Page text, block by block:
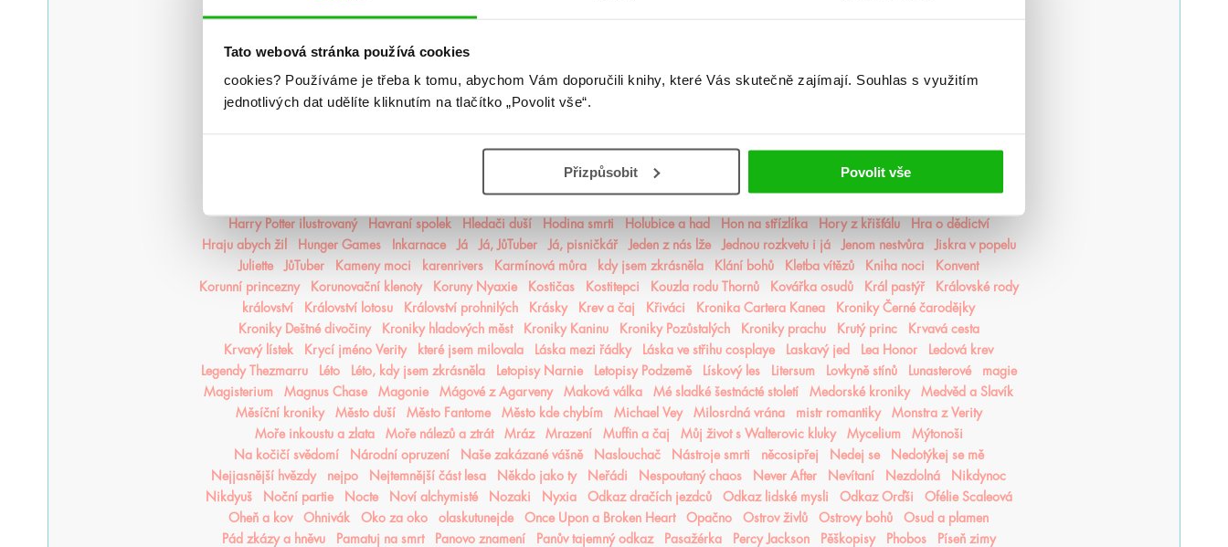
Tato webová stránka používá cookies
cookies? Používáme je třeba k tomu, abychom Vám doporučili knihy, které Vás skutečně zajímají. Souhlas s využitím
jednotlivých dat udělíte kliknutím na tlačítko „Povolit vše“.
Přizpůsobit Povolit vše
#humbookpodcast After Akademie Arcana
Bergman Brothers
Better than the Movies
Božští rivalové
Bylo nebylo jedno zlomené srdce Být holka je dřina BZRK Caraval Čarodějka Čarodějovy Hodiny Čarodol
Čarověník
Čáry života
Časodějové Čepel tajemství Černá čarodějka českáobálka
Duše Blackwoodské akademie Dvoření Bristol Keatsové
Harry Potter ilustrovaný
Havraní spolek Hledači duší Hodina smrti Holubice a had Hon na střízlíka Hory z křišťálu
Hra o dědictví
Hraju abych žil
Hunger Games Inkarnace Já Já, JůTuber Já, pisničkář Jeden z nás lže Jednou rozkvetu i já Jenom nestvůra
Jiskra v popelu
Juliette
JůTuber Kameny moci karenrivers Karmínová můra kdy jsem zkrásněla Klání bohů Kletba vítězů Kniha noci
Konvent
Korunní princezny
Korunovační klenoty Koruny Nyaxie Kostičas Kostitepci Kouzla rodu Thornů Kovářka osudů Král pastýř
Královské rody
království
Království lotosu Království prohnilých Krásky Krev a čaj Křiváci Kronika Cartera Kanea
Kroniky Černé čarodějky
Kroniky Deštné divočiny
Kroniky hladových měst Kroniky Kaninu Kroniky Pozůstalých Kroniky prachu Krutý princ
Krvavá cesta
Krvavý lístek
Krycí jméno Verity které jsem milovala Láska mezi řádky Láska ve střihu cosplaye Laskavý jed Lea Honor
Ledová krev
Legendy Thezmarru
Léto Léto, kdy jsem zkrásněla Letopisy Narnie Letopisy Podzemě Lískový les Litersum Lovkyně stínů Lunasterové
magie
Magisterium
Magnus Chase Magonie Mágové z Agarveny Maková válka Mé sladké šestnácté století Medorské kroniky
Medvěd a Slavík
Měsíční kroniky
Město duší Město Fantome Město kde chybím Michael Vey Milosrdná vrána mistr romantiky
Monstra z Verity
Moře inkoustu a zlata
Moře nálezů a ztrát Mráz Mrazení Muffin a čaj Můj život s Walterovic kluky Mycelium
Mýtonoši
Na kočičí svědomí
Národní opruzení Naše zakázané vášně Naslouchač Nástroje smrti něcosipřej Nedej se
Nedotýkej se mě
Nejjasnější hvězdy
nejpo Nejtemnější část lesa Někdo jako ty Neřádi Nespoutaný chaos Never After Nevítaní Nezdolná
Nikdynoc
Nikdyuš
Noční partie Nocte Noví alchymisté Nozaki Nyxia Odkaz dračích jezdců Odkaz lidské mysli Odkaz Orďši
Ofélie Scaleová
Oheň a kov
Ohnivák Oko za oko olaskutunejde Once Upon a Broken Heart Opačno Ostrov živlů Ostrovy bohů
Osud a plamen
Pád zkázy a hněvu
Pamatuj na smrt Panovo znamení Panův tajemný odkaz Pasažérka Percy Jackson Pěškopisy Phobos
Píseň zimy